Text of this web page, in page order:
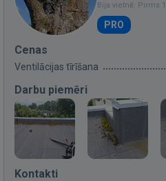
Bija vietnē: Pirms
PRO
Cenas
Ventilācijas tīrīšana
Darbu piemēri
Kontakti